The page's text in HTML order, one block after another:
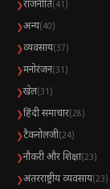
❯राजनीति(41)
❯अन्य(40)
❯व्यवसाय(37)
❯मनोरंजन(31)
❯खेल(31)
❯हिंदी समाचार(28)
❯टैकनोलजी(24)
❯नौकरी और शिक्षा(23)
❯अंतरराष्ट्रीय व्यवसाय(23)